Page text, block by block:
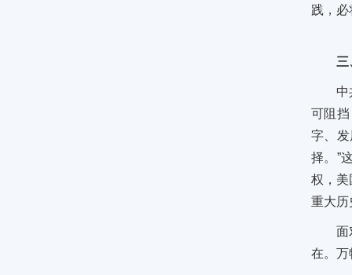
践，
三
中
可阻
字、
择。”
权，美
重大历
面
在。万